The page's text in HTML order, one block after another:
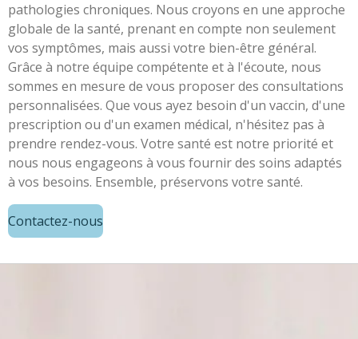
pathologies chroniques. Nous croyons en une approche
globale de la santé, prenant en compte non seulement
vos symptômes, mais aussi votre bien-être général.
Grâce à notre équipe compétente et à l'écoute, nous
sommes en mesure de vous proposer des consultations
personnalisées. Que vous ayez besoin d'un vaccin, d'une
prescription ou d'un examen médical, n'hésitez pas à
prendre rendez-vous. Votre santé est notre priorité et
nous nous engageons à vous fournir des soins adaptés
à vos besoins. Ensemble, préservons votre santé.
Contactez-nous